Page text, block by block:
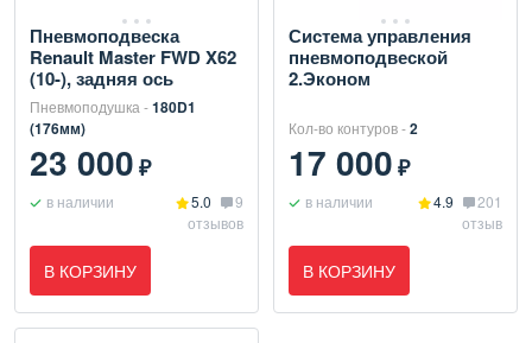
Пневмоподвеска
Renault Master FWD X62
(10-), задняя ось
Пневмоподушка -180D1
(176мм)
23 000₽
в наличии 5.0
9
отзывов
В КОРЗИНУ
Система управления
пневмоподвеской
2.Эконом
Кол-во контуров -2
17 000₽
в наличии 4.9
201
отзыв
В КОРЗИНУ